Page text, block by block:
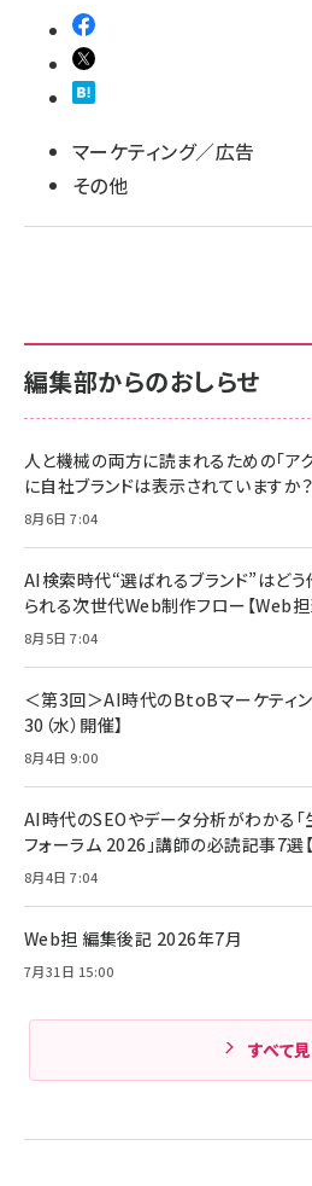
マーケティング／広告
その他
編集部からのおしらせ
人と機械の両方に読まれるための「ア
に自社ブランドは表示されていますか
8月6日 7:04
AI検索時代“選ばれるブランド”はど
られる次世代Web制作フロー【Web
8月5日 7:04
＜第3回＞AI時代のBtoBマーケティン
30（水）開催】
8月4日 9:00
AI時代のSEOやデータ分析がわかる
フォーラム 2026」講師の必読記事7選
8月4日 7:04
Web担 編集後記 2026年7月
7月31日 15:00
すべて